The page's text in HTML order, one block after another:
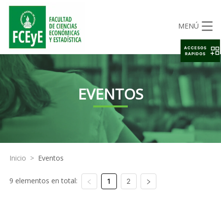
MENÚ
EVENTOS
Inicio > Eventos
9 elementos en total: 1 2
ACCESOS
RAPIDOS